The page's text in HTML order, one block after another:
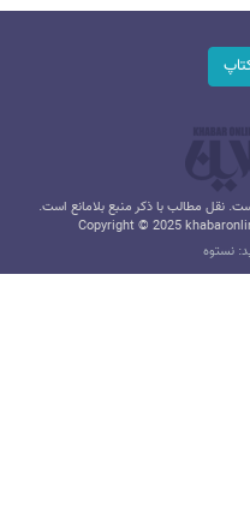
نقل مطالب با ذکر منبع بلامانع است.
Copyright © 2025
نستوه